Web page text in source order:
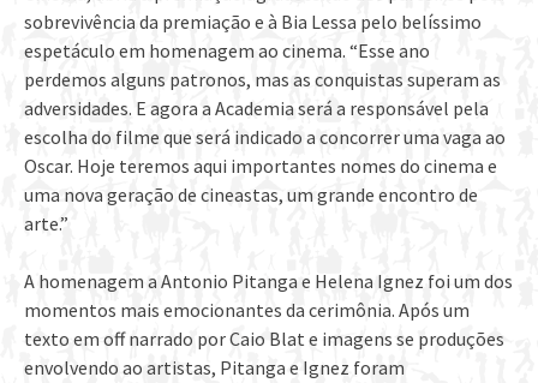
sobrevivência da premiação e à Bia Lessa pelo belíssimo
espetáculo em homenagem ao cinema. “Esse ano
perdemos alguns patronos, mas as conquistas superam as
adversidades. E agora a Academia será a responsável pela
escolha do filme que será indicado a concorrer uma vaga ao
Oscar. Hoje teremos aqui importantes nomes do cinema e
uma nova geração de cineastas, um grande encontro de
arte.”
A homenagem a Antonio Pitanga e Helena Ignez foi um dos
momentos mais emocionantes da cerimônia. Após um
texto em off narrado por Caio Blat e imagens se produções
envolvendo ao artistas, Pitanga e Ignez foram